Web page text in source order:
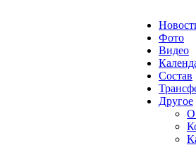
Фото
Видео
Состав
Другое
О